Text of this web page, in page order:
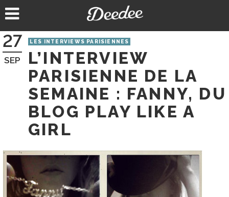
au
27
SEP
LES INTERVIEWS PARISIENNES
L’INTERVIEW
PARISIENNE DE LA
SEMAINE : FANNY, DU
BLOG PLAY LIKE A
GIRL